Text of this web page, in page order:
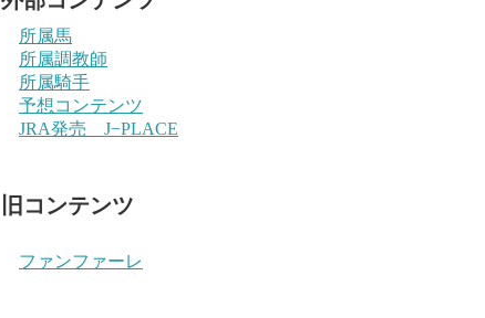
所属馬
所属調教師
所属騎手
予想コンテンツ
JRA発売 J−PLACE
旧コンテンツ
ファンファーレ